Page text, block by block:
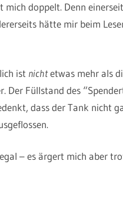
doppelt. Denn
hätte mir beim
ist nichtetwas mehr als
Der Füllstand des
dass der Tank nicht
– es ärgert mich aber